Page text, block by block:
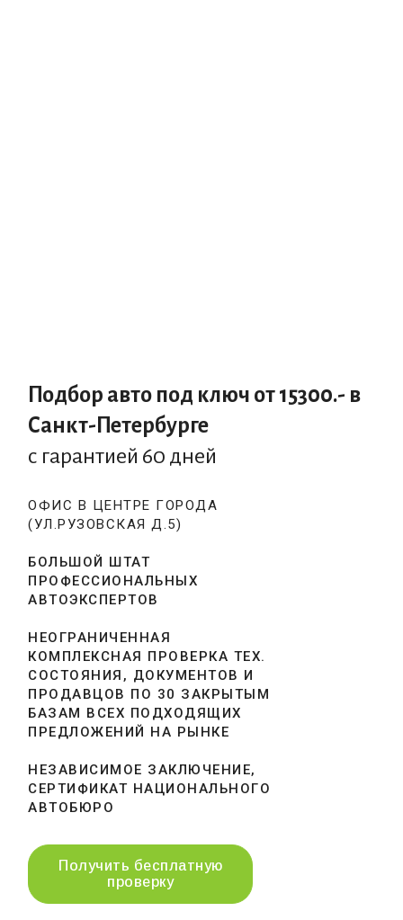
Подбор авто под ключ от 15300.- в
Санкт-Петербурге
с гарантией 60 дней
ОФИС В ЦЕНТРЕ ГОРОДА
(УЛ.РУЗОВСКАЯ Д.5)
БОЛЬШОЙ ШТАТ
ПРОФЕССИОНАЛЬНЫХ
АВТОЭКСПЕРТОВ
НЕОГРАНИЧЕННАЯ
КОМПЛЕКСНАЯ ПРОВЕРКА ТЕХ.
СОСТОЯНИЯ, ДОКУМЕНТОВ И
ПРОДАВЦОВ ПО 30 ЗАКРЫТЫМ
БАЗАМ ВСЕХ ПОДХОДЯЩИХ
ПРЕДЛОЖЕНИЙ НА РЫНКЕ
НЕЗАВИСИМОЕ ЗАКЛЮЧЕНИЕ,
СЕРТИФИКАТ НАЦИОНАЛЬНОГО
АВТОБЮРО
Получить бесплатную
проверку